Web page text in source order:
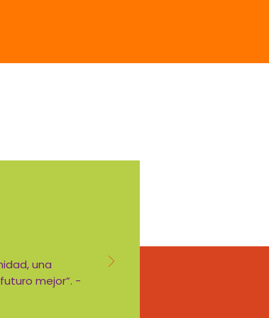
una
mejor”. -